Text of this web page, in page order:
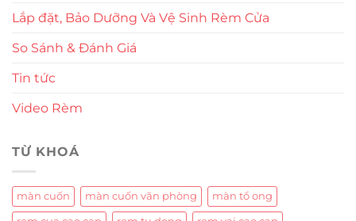
Lắp đặt, Bảo Dưỡng Và Vệ Sinh Rèm Cửa
So Sánh & Đánh Giá
Tin tức
Video Rèm
TỪ KHOÁ
màn cuốn màn cuốn văn phòng màn tổ ong